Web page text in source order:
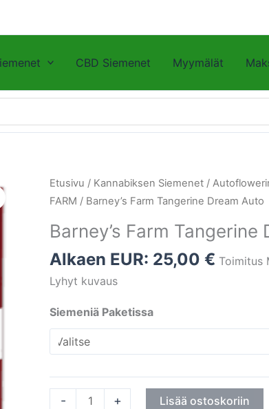
CBD Siemenet Myymälät
Etusivu / Kannabiksen Siemenet /
FARM / Barney’s Farm Tangerine Dream Auto
Barney’s Farm Tangerine
Alkaen EUR: 25,00 € Toimitus
Lyhyt kuvaus
Siemeniä Paketissa
-
Barney's
Farm
Dream
Auto
+ Lisää ostoskoriin